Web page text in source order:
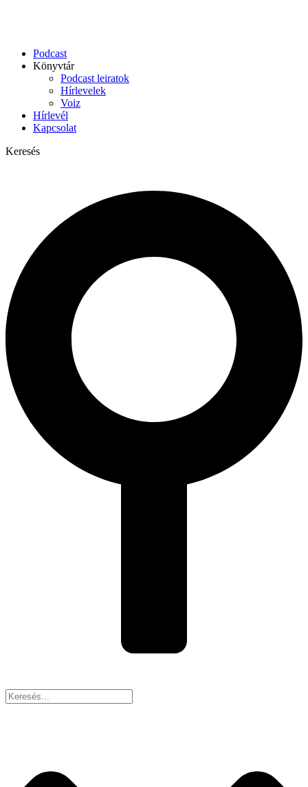
Podcast
Könyvtár
Podcast leiratok
Hírlevelek
Voiz
Hírlevél
Kapcsolat
Keresés